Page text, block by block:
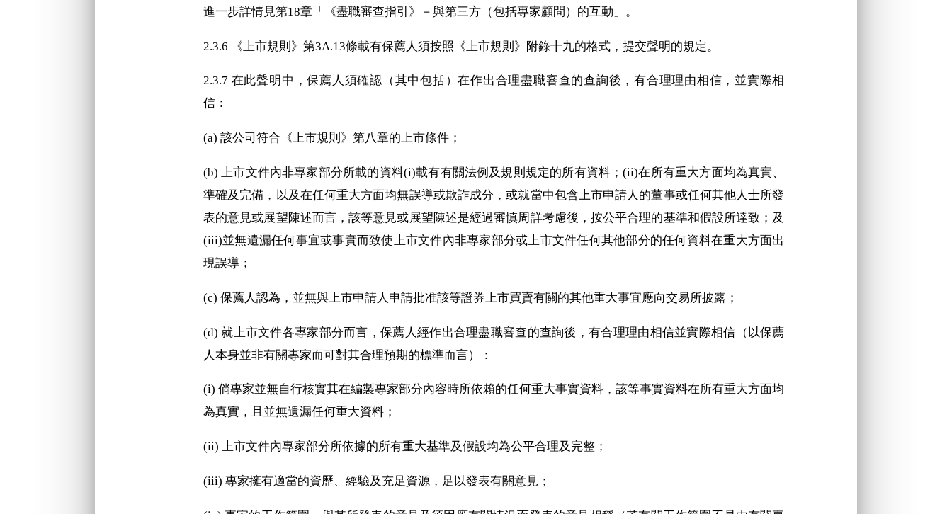
進一步詳情見第18章「《盡職審查指引》－與第三方（包括專家顧問）的互動」。
2.3.6 《上市規則》第3A.13條載有保薦人須按照《上市規則》附錄十九的格式，提交聲明的規定。
2.3.7 在此聲明中，保薦人須確認（其中包括）在作出合理盡職審查的查詢後，有合理理由相信，並實際相
信：
(a) 該公司符合《上市規則》第八章的上市條件；
(b) 上市文件內非專家部分所載的資料(i)載有有關法例及規則規定的所有資料；(ii)在所有重大方面均為真實、
準確及完備，以及在任何重大方面均無誤導或欺詐成分，或就當中包含上市申請人的董事或任何其他人士所發
表的意見或展望陳述而言，該等意見或展望陳述是經過審慎周詳考慮後，按公平合理的基準和假設所達致；及
(iii)並無遺漏任何事宜或事實而致使上市文件內非專家部分或上市文件任何其他部分的任何資料在重大方面出
現誤導；
(c) 保薦人認為，並無與上市申請人申請批准該等證券上市買賣有關的其他重大事宜應向交易所披露；
(d) 就上市文件各專家部分而言，保薦人經作出合理盡職審查的查詢後，有合理理由相信並實際相信（以保薦
人本身並非有關專家而可對其合理預期的標準而言）：
(i) 倘專家並無自行核實其在編製專家部分內容時所依賴的任何重大事實資料，該等事實資料在所有重大方面均
為真實，且並無遺漏任何重大資料；
(ii) 上市文件內專家部分所依據的所有重大基準及假設均為公平合理及完整；
(iii) 專家擁有適當的資歷、經驗及充足資源，足以發表有關意見；